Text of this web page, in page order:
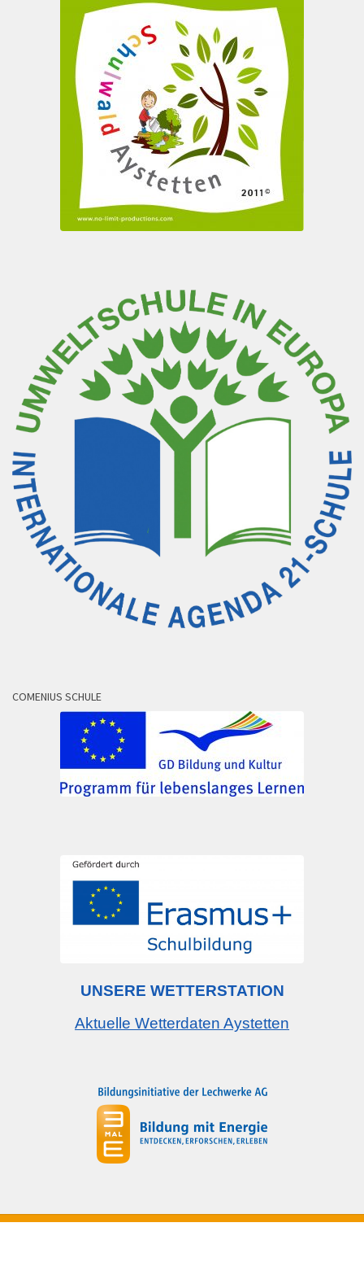
COMENIUS SCHULE
UNSERE WETTERSTATION
Aktuelle Wetterdaten Aystetten